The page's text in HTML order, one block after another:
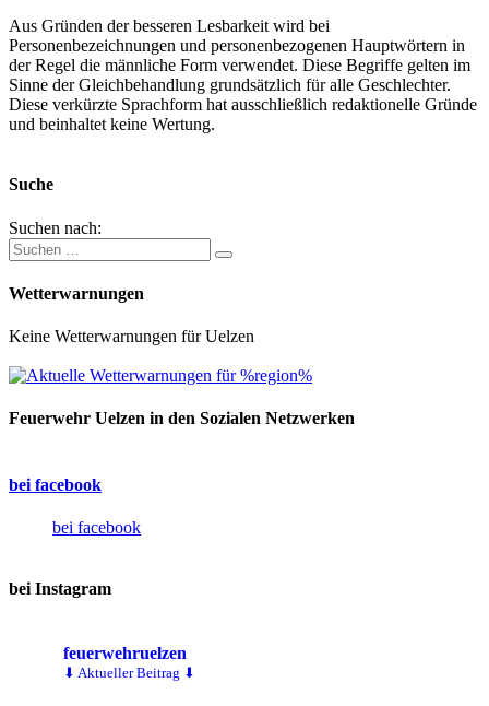
Aus Gründen der besseren Lesbarkeit wird bei
Personenbezeichnungen und personenbezogenen Hauptwörtern in
der Regel die männliche Form verwendet. Diese Begriffe gelten im
Sinne der Gleichbehandlung grundsätzlich für alle Geschlechter.
Diese verkürzte Sprachform hat ausschließlich redaktionelle Gründe
und beinhaltet keine Wertung.
Suche
Suchen nach:
Wetterwarnungen
Keine Wetterwarnungen für Uelzen
Feuerwehr Uelzen in den Sozialen Netzwerken
bei facebook
bei facebook
bei Instagram
feuerwehruelzen
⬇ Aktueller Beitrag ⬇